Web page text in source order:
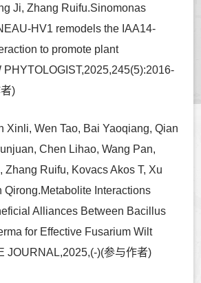
Ji, Zhang Ruifu.Sinomonas
HV1 remodels the IAA14-
to promote plant
PHYTOLOGIST,2025,245(5):2016-
)
Xinli, Wen Tao, Bai Yaoqiang, Qian
Chen Lihao, Wang Pan,
Zhang Ruifu, Kovacs Akos T, Xu
Qirong.Metabolite Interactions
Alliances Between Bacillus
for Effective Fusarium Wilt
JOURNAL,2025,(-)(参与作者)